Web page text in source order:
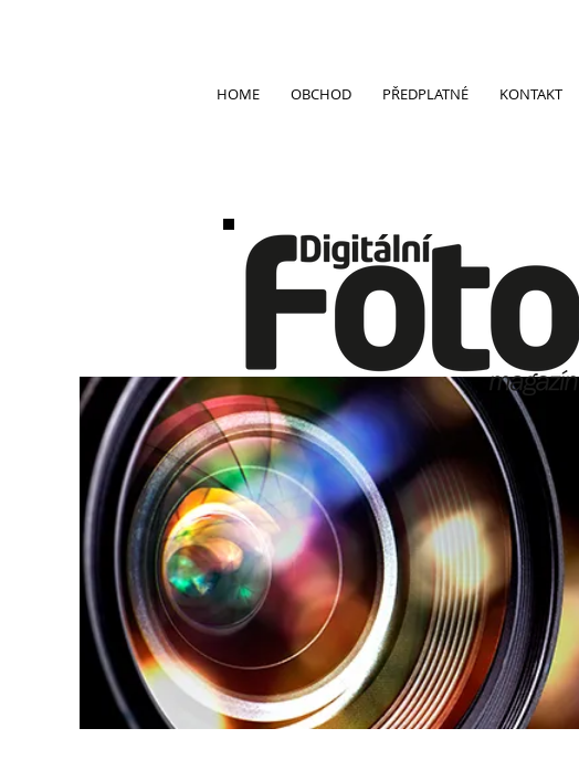
HOME OBCHOD PŘEDPLATNÉ KONTAKT